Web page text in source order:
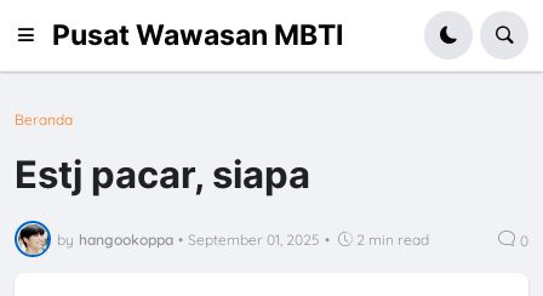
Pusat Wawasan MBTI
Beranda
Estj pacar, siapa
by hangookoppa • September 01, 2025 • 2 min read 0